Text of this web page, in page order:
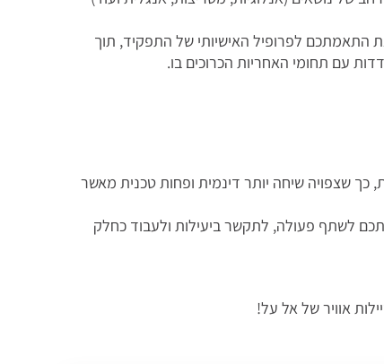
התאמתכם לפרופיל האישיותי של התפקיד, תוך
עם תחומי האחריות הכרוכים בו.
כך שצפויה שיחה יותר דינמית ופחות טכנית מאשר
לשתף פעולה, לתקשר ביעילות ולעבוד כחלק
אוויר של אל על!